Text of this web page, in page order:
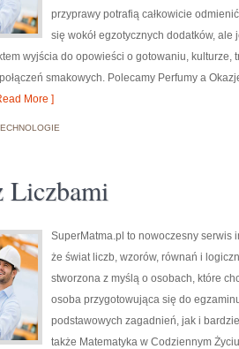
przyprawy potrafią całkowicie
się wokół egzotycznych dodatków,
wyjścia do opowieści o gotowaniu,
smakowych. Polecamy Perfumy a
More ]
Liczbami
SuperMatma.pl to nowoczesny serwis
że świat liczb, wzorów, równań i
stworzona z myślą o osobach, które
osoba przygotowująca się do
podstawowych zagadnień, jak i
także Matematyka w Codziennym